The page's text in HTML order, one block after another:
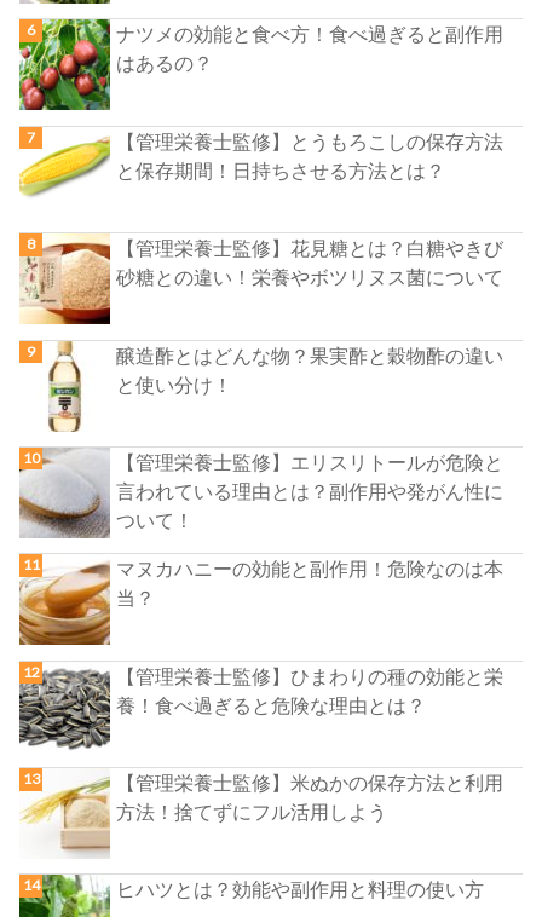
ナツメの効能と食べ方！食べ過ぎると副作用
はあるの？
【管理栄養士監修】とうもろこしの保存方法
と保存期間！日持ちさせる方法とは？
【管理栄養士監修】花見糖とは？白糖やきび
砂糖との違い！栄養やボツリヌス菌について
醸造酢とはどんな物？果実酢と穀物酢の違い
と使い分け！
【管理栄養士監修】エリスリトールが危険と
言われている理由とは？副作用や発がん性に
ついて！
マヌカハニーの効能と副作用！危険なのは本
当？
【管理栄養士監修】ひまわりの種の効能と栄
養！食べ過ぎると危険な理由とは？
【管理栄養士監修】米ぬかの保存方法と利用
方法！捨てずにフル活用しよう
ヒハツとは？効能や副作用と料理の使い方